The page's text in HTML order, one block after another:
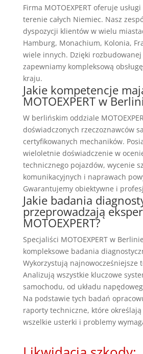
Firma MOTOEXPERT oferuje
terenie całych Niemiec. Nasz
dyspozycji klientów w wielu
Hamburg, Monachium, Kolonia,
wiele innych. Dzięki
zapewniamy kompleksową
kraju.
Jakie kompetencje
MOTOEXPERT w
W berlińskim oddziale
doświadczonych rzeczoznawców
certyfikowanych mechaników.
wieloletnie doświadczenie w
technicznego pojazdów, wycenie
komunikacyjnych i naprawach
Gwarantujemy obiektywne i
Jakie badania
przeprowadzają
MOTOEXPERT?
Specjaliści MOTOEXPERT w
kompleksowe badania
Wykorzystują najnowocześniejsze
Analizują wszystkie kluczowe
samochodu, od układu
Na podstawie tych badań
raporty techniczne, które
wszelkie usterki i problemy